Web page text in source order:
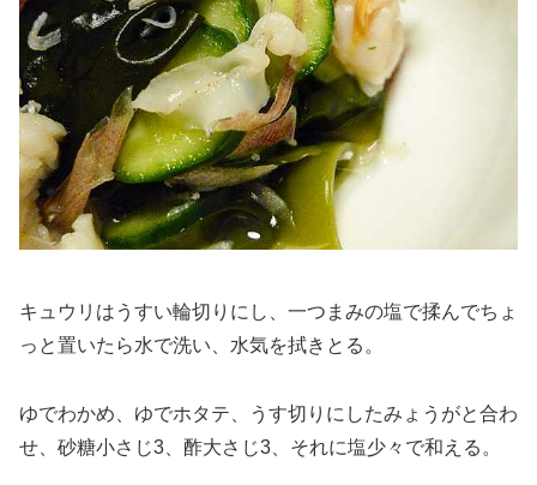
キュウリはうすい輪切りにし、一つまみの塩で揉んでちょ
っと置いたら水で洗い、水気を拭きとる。
ゆでわかめ、ゆでホタテ、うす切りにしたみょうがと合わ
せ、砂糖小さじ3、酢大さじ3、それに塩少々で和える。